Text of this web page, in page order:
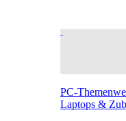
PC-
Laptops &